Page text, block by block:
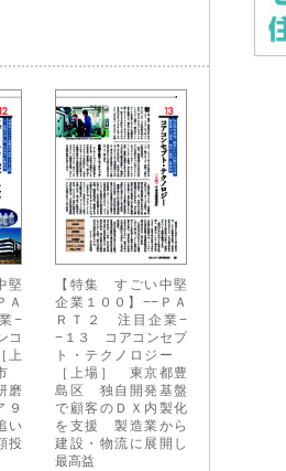
堅
Ａ
−
コ
上
磨
９
い
投
【特集 すごい中堅
企業１００】−−ＰＡ
ＲＴ２ 注目企業−
−１３ コアコンセプ
ト・テクノロジー
［上場］ 東京都豊
島区 独自開発基盤
で顧客のＤＸ内製化
を支援 製造業から
建設・物流に展開し
最高益